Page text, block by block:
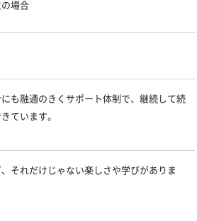
場合
も融通のきくサポート体制で、継続して続
ています。
それだけじゃない楽しさや学びがありま